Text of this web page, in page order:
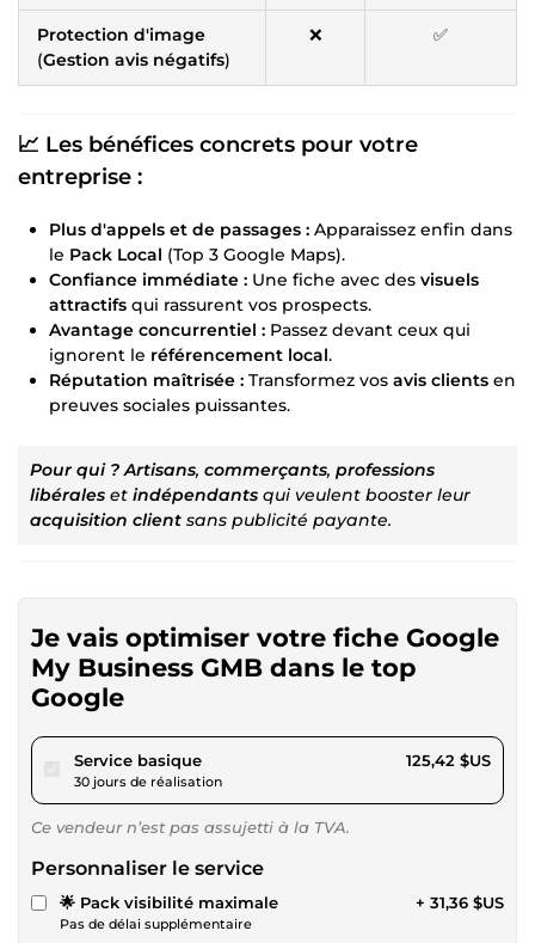
Protection d'image
(Gestion avis négatifs)
❌ ✅
📈 Les bénéfices concrets pour votre
entreprise :
Plus d'appels et de passages : Apparaissez enfin dans
le Pack Local (Top 3 Google Maps).
Confiance immédiate : Une fiche avec des visuels
attractifs qui rassurent vos prospects.
Avantage concurrentiel : Passez devant ceux qui
ignorent le référencement local.
Réputation maîtrisée : Transformez vos avis clients en
preuves sociales puissantes.
Pour qui ? Artisans, commerçants, professions
libérales et indépendants qui veulent booster leur
acquisition client sans publicité payante.
Je vais optimiser votre fiche Google
My Business GMB dans le top
Google
Service basiquepour 115,59 $US
30 jours de réalisation
125,42 $US
Ce vendeur n’est pas assujetti à la TVA.
Personnaliser le service
🌟 Pack visibilité maximale
Pas de délai supplémentaire
+ 31,36 $US